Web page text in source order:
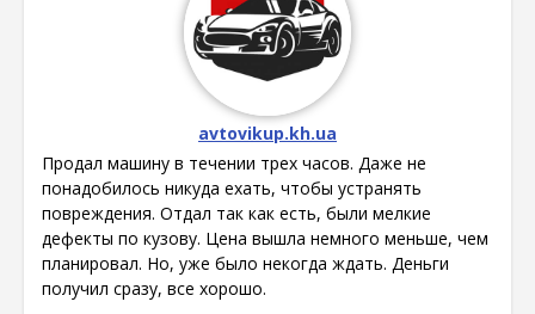
avtovikup.kh.ua
Продал машину в течении трех часов. Даже не
понадобилось никуда ехать, чтобы устранять
повреждения. Отдал так как есть, были мелкие
дефекты по кузову. Цена вышла немного меньше, чем
планировал. Но, уже было некогда ждать. Деньги
получил сразу, все хорошо.